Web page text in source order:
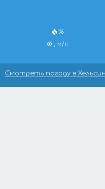
%
, м/с
Смотреть погоду в